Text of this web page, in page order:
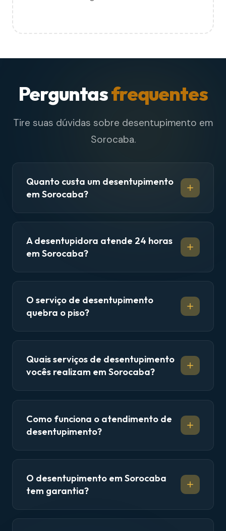
Perguntasfrequentes
Tire suas dúvidas sobre desentupimento em
Sorocaba.
Quanto custa um desentupimento
em Sorocaba?
A desentupidora atende 24 horas
em Sorocaba?
O serviço de desentupimento
quebra o piso?
Quais serviços de desentupimento
vocês realizam em Sorocaba?
Como funciona o atendimento de
desentupimento?
O desentupimento em Sorocaba
tem garantia?